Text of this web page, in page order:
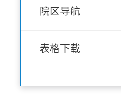
院区导航
表格下载